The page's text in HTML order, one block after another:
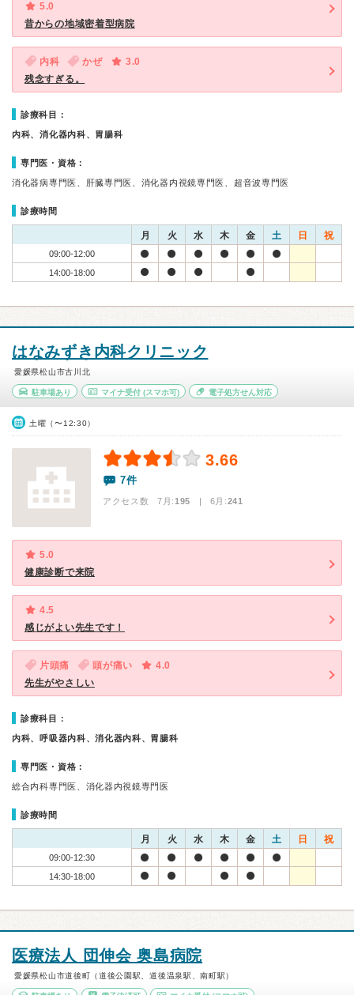
5.0
昔からの地域密着型病院
内科 かぜ
3.0
残念すぎる。
診療科目：
内科、消化器内科、胃腸科
専門医・資格：
消化器病専門医、肝臓専門医、消化器内視鏡専門医、超音波専門医
診療時間
月 火 水 木 金 土 日 祝
09:00-12:00
14:00-18:00
はなみずき内科クリニック
愛媛県松山市古川北
駐車場あり マイナ受付(スマホ可) 電子処方せん対応
土曜（〜12:30）
3.66
7件
アクセス数 7月:195 | 6月:241
5.0
健康診断で来院
4.5
感じがよい先生です！
片頭痛 頭が痛い
4.0
先生がやさしい
診療科目：
内科、呼吸器内科、消化器内科、胃腸科
専門医・資格：
総合内科専門医、消化器内視鏡専門医
診療時間
月 火 水 木 金 土 日 祝
09:00-12:30
14:30-18:00
医療法人 団伸会 奥島病院
愛媛県松山市道後町（道後公園駅、道後温泉駅、南町駅）